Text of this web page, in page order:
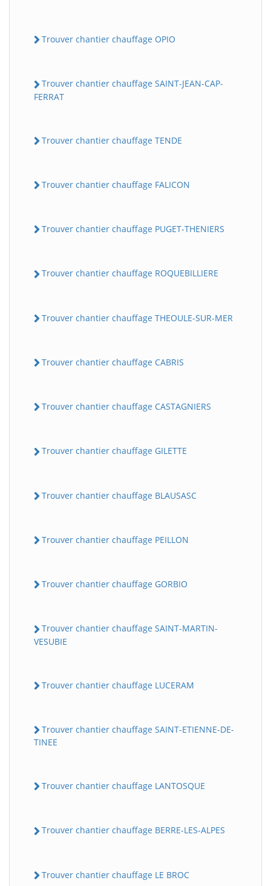
Trouver chantier chauffage OPIO
Trouver chantier chauffage SAINT-JEAN-CAP-
FERRAT
Trouver chantier chauffage TENDE
Trouver chantier chauffage FALICON
Trouver chantier chauffage PUGET-THENIERS
Trouver chantier chauffage ROQUEBILLIERE
Trouver chantier chauffage THEOULE-SUR-MER
Trouver chantier chauffage CABRIS
Trouver chantier chauffage CASTAGNIERS
Trouver chantier chauffage GILETTE
Trouver chantier chauffage BLAUSASC
Trouver chantier chauffage PEILLON
Trouver chantier chauffage GORBIO
Trouver chantier chauffage SAINT-MARTIN-
VESUBIE
Trouver chantier chauffage LUCERAM
Trouver chantier chauffage SAINT-ETIENNE-DE-
TINEE
Trouver chantier chauffage LANTOSQUE
Trouver chantier chauffage BERRE-LES-ALPES
Trouver chantier chauffage LE BROC